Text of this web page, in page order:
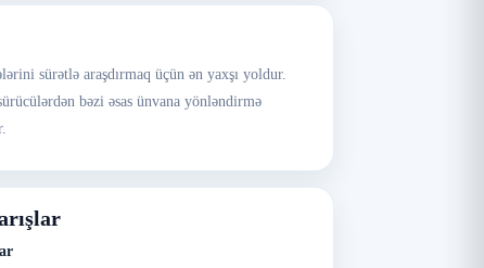
sürətlə araşdırmaq üçün ən yaxşı yoldur.
bəzi əsas ünvana yönləndirmə